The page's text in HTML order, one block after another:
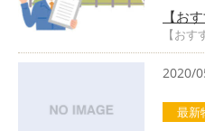
【お
【お
2020/
最新